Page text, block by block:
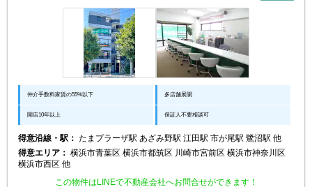
仲介手数料家賃の55%以下 多店舗展開
開店10年以上 保証人不要相談可
得意沿線・駅： たまプラーザ駅 あざみ野駅 江田駅 市が尾駅 鷺沼駅 他
得意エリア： 横浜市青葉区 横浜市都筑区 川崎市宮前区 横浜市神奈川区
横浜市西区 他
この物件はLINEで不動産会社へお問合せができます！